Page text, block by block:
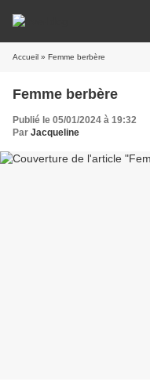
Accueil » Femme berbère
Femme berbère
Publié le 05/01/2024 à 19:32
Par Jacqueline